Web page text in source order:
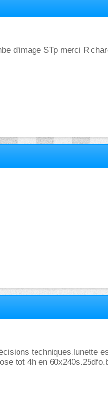
d'image STp merci
techniques,lunette
tot 4h en